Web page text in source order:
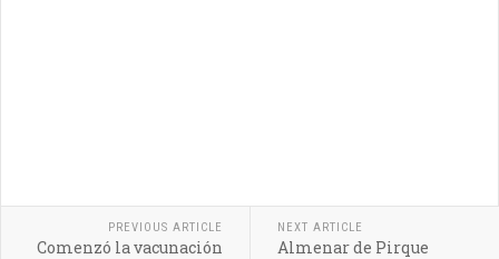
PREVIOUS ARTICLE
Comenzó la vacunación
NEXT ARTICLE
Almenar de Pirque